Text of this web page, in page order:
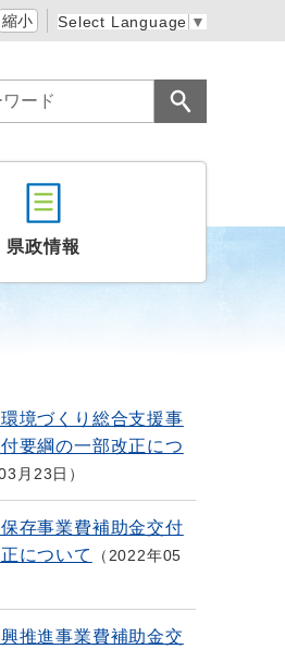
縮小 Select Language ▼
県政情報
境づくり総合支援事
要綱の一部改正につ
月23日
存事業費補助金交付
について
2022年05
推進事業費補助金交